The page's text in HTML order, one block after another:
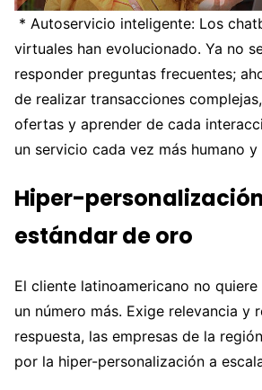
* Autoservicio inteligente: Los
virtuales han evolucionado. Ya no
responder preguntas frecuentes;
de realizar transacciones
ofertas y aprender de cada
un servicio cada vez más humano y
Hiper-
estándar de oro
El cliente latinoamericano no
un número más. Exige relevancia y
respuesta, las empresas de la
por la hiper-personalización a